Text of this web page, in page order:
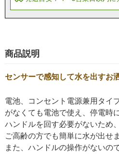
商品説明
センサーで感知して水を出すお
電池、コンセント電源兼用タイ
がなくても電池で使え、停電時
ハンドルを回す必要がないため
ご高齢の方でも簡単に水が出せま
また、ハンドルの操作がないの